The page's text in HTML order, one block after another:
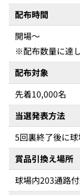
配布時間
開場～
※配布数量に達
配布対象
先着10,000名
当選発表方法
5回裏終了後に球
賞品引換え場所
球場内203通路